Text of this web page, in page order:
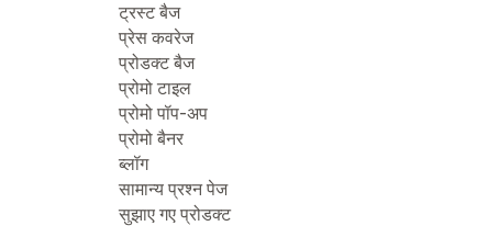
ट्रस्ट बैज
प्रेस कवरेज
प्रोडक्ट बैज
प्रोमो टाइल
प्रोमो पॉप-अप
प्रोमो बैनर
ब्लॉग
सामान्य प्रश्न पेज
सुझाए गए प्रोडक्ट